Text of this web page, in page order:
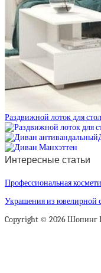
Раздвижной лоток для
Интересные статьи
Профессиональная
Украшения из ювелирной
Copyright © 2026 Шопинг